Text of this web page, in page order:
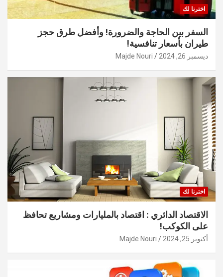
اخترنا لك
السفر بين الحاجة والضرورة! وأفضل طرق حجز
طيران بأسعار تنافسية!
ديسمبر 26, 2024 Majde Nouri
اخترنا لك
الاقتصاد الدائري : اقتصاد بالمليارات ومشاريع تحافظ
على الكوكب!
أكتوبر 25, 2024 Majde Nouri